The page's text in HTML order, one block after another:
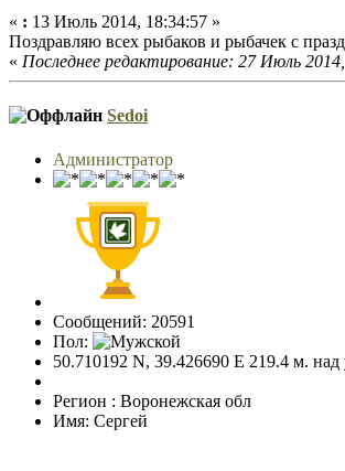
« : 13 Июль 2014, 18:34:57 »
Поздравляю всех рыбаков и рыбачек с
« Последнее редактирование: 27 Июль
Sedoi
Администратор
Сообщений: 20591
Пол:
50.710192 N, 39.426690 E 219.4 м. над
Регион : Воронежская обл
Имя: Сергей